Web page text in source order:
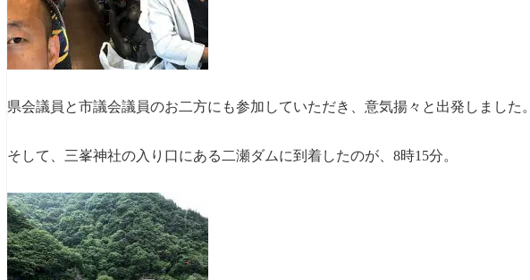
県会議員と市議会議員のお二方にも参加していただき、意気揚々と出発しました。
そして、三峯神社の入り口にある二瀬ダムに到着したのが、8時15分。